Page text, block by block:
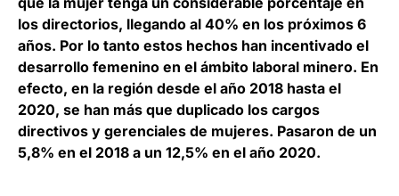
los directorios, llegando al 40% en los próximos 6
años. Por lo tanto estos hechos han incentivado el
desarrollo femenino en el ámbito laboral minero. En
efecto, en la región desde el año 2018 hasta el
2020, se han más que duplicado los cargos
directivos y gerenciales de mujeres. Pasaron de un
5,8% en el 2018 a un 12,5% en el año 2020.